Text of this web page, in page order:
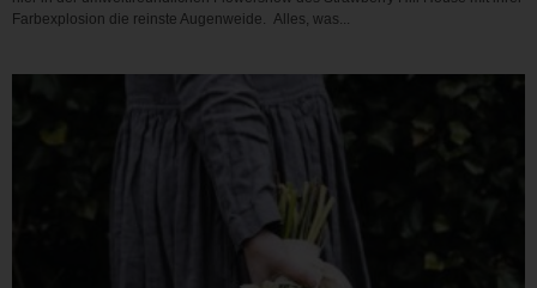
Farbexplosion die reinste Augenweide. Alles, was...